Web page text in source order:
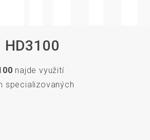
najde využití
specializovaných